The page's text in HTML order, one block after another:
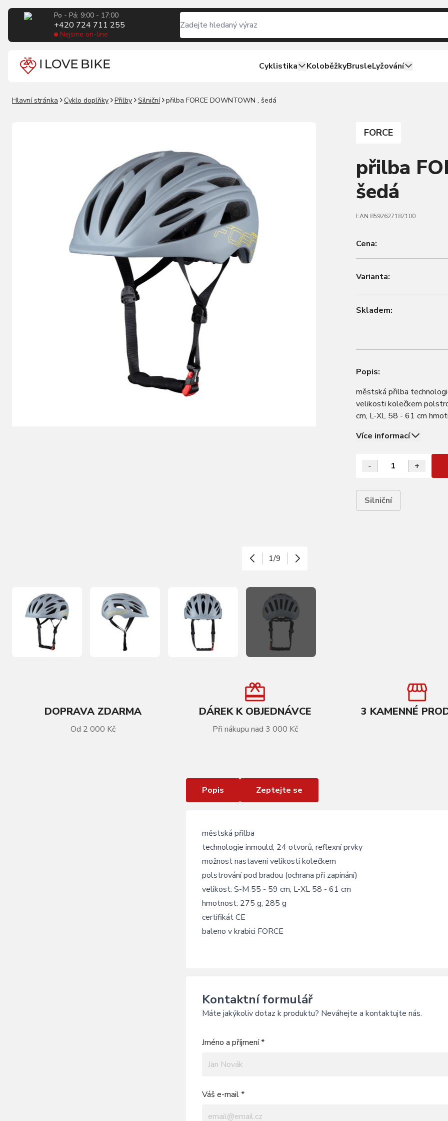
Po - Pá: 9:00 - 17:00
+420 724 711 255
Nejsme on-line
Cyklistika KoloběžkyBrusleLyžování
Hlavní stránka Cyklo doplňky Přilby Silniční přilba FORCE DOWNTOWN , šedá
1/9
FORCE
přilba
šedá
EAN 8592627187100
Cena:
Varianta:
Skladem:
Popis:
městská přilba
velikosti kolečkem
cm, L-XL 58 - 61 cm
Více informací
- +
Silniční
DOPRAVA ZDARMA
Od 2 000 Kč
DÁREK K OBJEDNÁVCE
Při nákupu nad 3 000 Kč
3 KAMENNÉ
Popis Zeptejte se
městská přilba
technologie inmould, 24 otvorů, reflexní prvky
možnost nastavení velikosti kolečkem
polstrování pod bradou (ochrana při zapínání)
velikost: S-M 55 - 59 cm, L-XL 58 - 61 cm
hmotnost: 275 g, 285 g
certifikát CE
baleno v krabici FORCE
Kontaktní formulář
Máte jakýkoliv dotaz k produktu? Neváhejte a kontaktujte nás.
Jméno a příjmení *
Váš e-mail *